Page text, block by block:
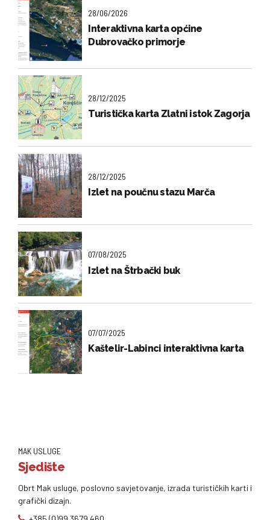
28/06/2026
Interaktivna karta općine
Dubrovačko primorje
28/12/2025
Turistička karta Zlatni istok Zagorja
28/12/2025
Izlet na poučnu stazu Marča
07/08/2025
Izlet na Štrbački buk
07/07/2025
Kaštelir-Labinci interaktivna karta
MAK USLUGE
Sjedište
Obrt Mak usluge, poslovno savjetovanje, izrada turističkih karti i
grafički dizajn.